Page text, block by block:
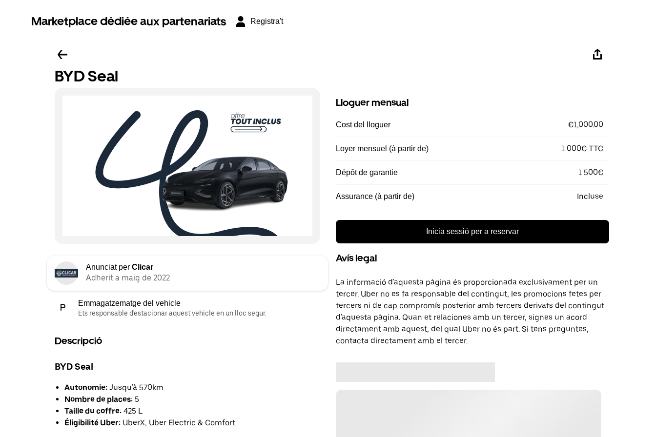
Marketplace dédiée aux partenariats Registra't
BYD Seal
Anunciat per Clicar
Adherit a maig de 2022
Emmagatzematge del vehicle
Ets responsable d'estacionar aquest vehicle en un lloc segur.
Descripció
BYD Seal
Autonomie: Jusqu'à 570km
Nombre de places: 5
Taille du coffre: 425 L
Éligibilité Uber: UberX, Uber Electric & Comfort
Lloguer mensual
Cost del lloguer €1,000.00
Loyer mensuel (à partir de) 1 000€ TTC
Dépôt de garantie 1 500€
Assurance (à partir de) Incluse
Inicia sessió per a reservar
Avís legal
La informació d'aquesta pàgina és proporcionada exclusivament per un
tercer. Uber no es fa responsable del contingut, les promocions fetes per
tercers ni de cap compromís posterior amb tercers derivats del contingut
d'aquesta pàgina. Quan et relaciones amb un tercer, signes un acord
directament amb aquest, del qual Uber no és part. Si tens preguntes,
contacta directament amb el tercer.